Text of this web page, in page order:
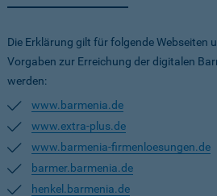
Die Erklärung gilt für folgende Webseiten
Vorgaben zur Erreichung der digitalen
werden:
www.barmenia.de
www.extra-plus.de
www.barmenia-firmenloesungen.de
barmer.barmenia.de
henkel.barmenia.de